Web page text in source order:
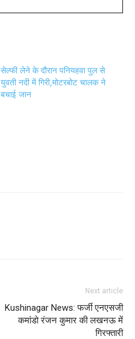
सेल्फी लेने के दौरान पनियहवा पुल से
युवती नदी में गिरी,मोटरबोट चालक ने
बचाई जान
Next article
Kushinagar News: फर्जी एनएसजी
कमांडो रंजन कुमार की लखनऊ में
गिरफ्तारी